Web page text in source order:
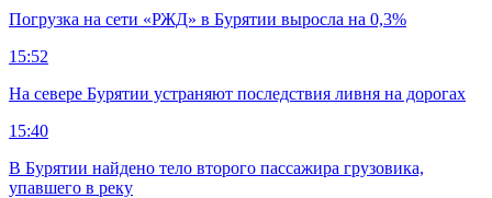
Погрузка на сети «РЖД» в Бурятии выросла на 0,3%
15:52
На севере Бурятии устраняют последствия ливня на дорогах
15:40
В Бурятии найдено тело второго пассажира грузовика,
упавшего в реку